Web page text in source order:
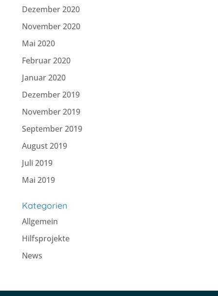
Dezember 2020
November 2020
Mai 2020
Februar 2020
Januar 2020
Dezember 2019
November 2019
September 2019
August 2019
Juli 2019
Mai 2019
Kategorien
Allgemein
Hilfsprojekte
News